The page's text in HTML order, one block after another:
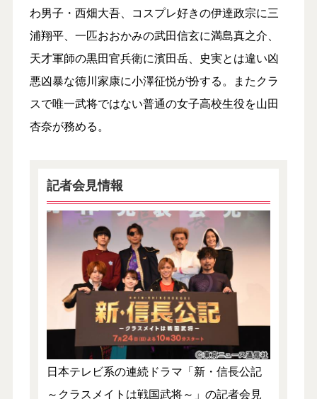
わ男子・西畑大吾、コスプレ好きの伊達政宗に三
浦翔平、一匹おおかみの武田信玄に満島真之介、
天才軍師の黒田官兵衛に濱田岳、史実とは違い凶
悪凶暴な徳川家康に小澤征悦が扮する。またクラ
スで唯一武将ではない普通の女子高校生役を山田
杏奈が務める。
記者会見情報
日本テレビ系の連続ドラマ「新・信長公記
～クラスメイトは戦国武将～」の記者会見